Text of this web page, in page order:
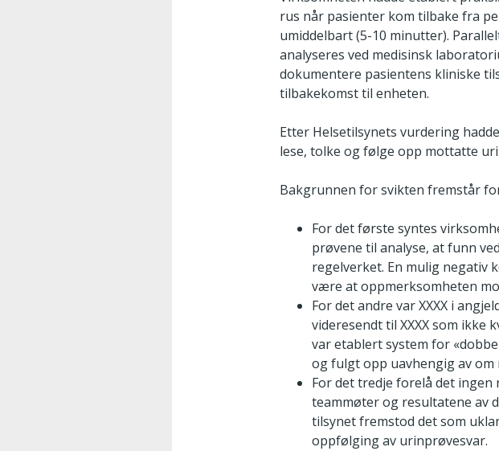
rus når pasienter kom tilbake fra
umiddelbart (5-10 minutter).
analyseres ved medisinsk
dokumentere pasientens kliniske
tilbakekomst til enheten.
Etter Helsetilsynets vurdering
lese, tolke og følge opp mottatte
Bakgrunnen for svikten fremstår
For det første syntes
prøvene til analyse, at funn
regelverket. En mulig negativ
være at oppmerksomheten
For det andre var XXXX i
videresendt til XXXX som
var etablert system for
og fulgt opp uavhengig av
For det tredje forelå det
teammøter og resultatene av
tilsynet fremstod det som
oppfølging av urinprøvesvar.